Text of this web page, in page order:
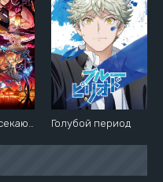
Клинок, рассекающий демонов: Квартал красных фонарей Голубой период